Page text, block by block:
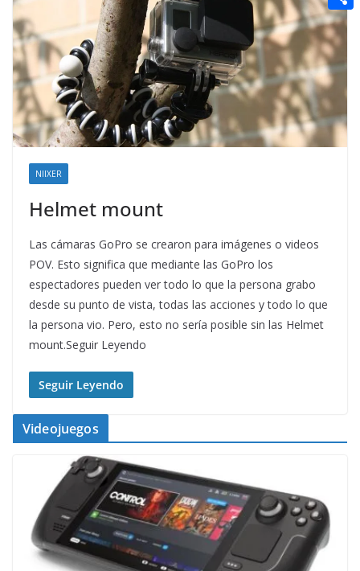
NIIXER
Helmet mount
Las cámaras GoPro se crearon para imágenes o videos
POV. Esto significa que mediante las GoPro los
espectadores pueden ver todo lo que la persona grabo
desde su punto de vista, todas las acciones y todo lo que
la persona vio. Pero, esto no sería posible sin las Helmet
mount.Seguir Leyendo
Seguir Leyendo
Videojuegos
n
g
e
r
e
r
e
r
e
s
a
i
l
e
d
d
i
t
C
o
m
p
a
r